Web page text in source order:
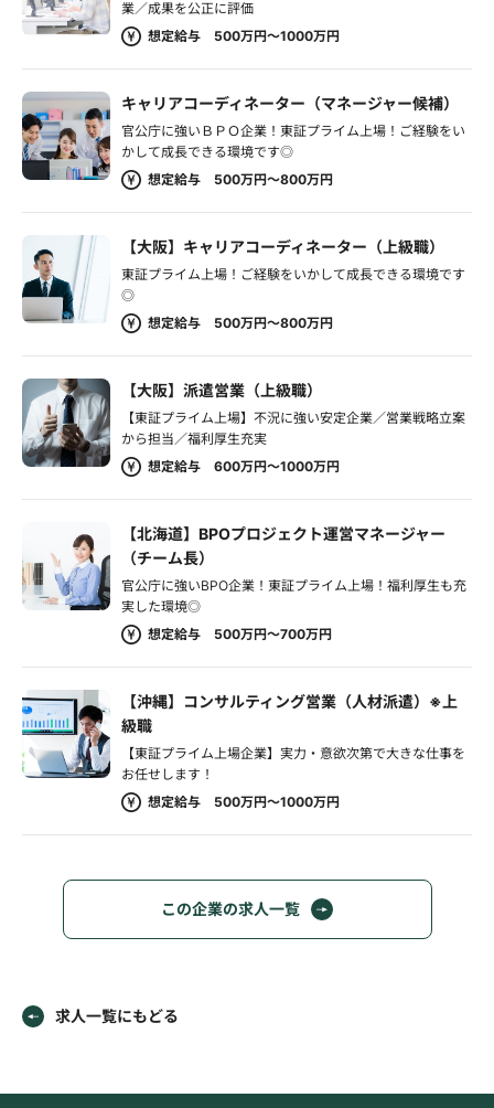
業／成果を公正に評価
想定給与 500万円～1000万円
キャリアコーディネーター（マネージャー候補）
官公庁に強いＢＰＯ企業！東証プライム上場！ご経験をい
かして成長できる環境です◎
想定給与 500万円～800万円
【大阪】キャリアコーディネーター（上級職）
東証プライム上場！ご経験をいかして成長できる環境です
◎
想定給与 500万円～800万円
【大阪】派遣営業（上級職）
【東証プライム上場】不況に強い安定企業／営業戦略立案
から担当／福利厚生充実
想定給与 600万円～1000万円
【北海道】BPOプロジェクト運営マネージャー
（チーム長）
官公庁に強いBPO企業！東証プライム上場！福利厚生も充
実した環境◎
想定給与 500万円～700万円
【沖縄】コンサルティング営業（人材派遣）※上
級職
【東証プライム上場企業】実力・意欲次第で大きな仕事を
お任せします！
想定給与 500万円～1000万円
この企業の求人一覧
求人一覧にもどる